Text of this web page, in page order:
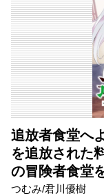
追放者食堂へ
を追放された
の冒険者食堂
つむみ/君川優樹